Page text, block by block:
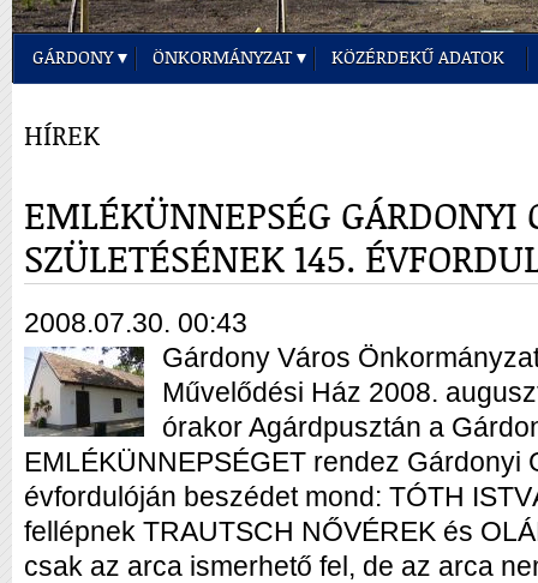
GÁRDONY ÖNKORMÁNYZAT KÖZÉRDEKŰ ADATOK
HÍREK
EMLÉKÜNNEPSÉG GÁRDONYI
SZÜLETÉSÉNEK 145.
2008.07.30. 00:43
Gárdony Város
Művelődési Ház 2008.
órakor Agárdpusztán a
EMLÉKÜNNEPSÉGET rendez Gárdonyi
évfordulóján beszédet mond: TÓTH
fellépnek TRAUTSCH NŐVÉREK és
csak az arca ismerhető fel, de az arca